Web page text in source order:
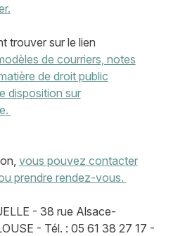
trouver sur le lien
de courriers, notes
de droit public
disposition sur
vous pouvez contacter
prendre rendez-vous.
- 38 rue Alsace-
- Tél. : 05 61 38 27 17 -